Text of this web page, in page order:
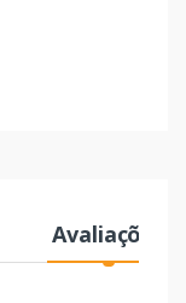
Avaliações